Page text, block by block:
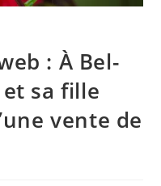
: À Bel-
sa fille
vente de